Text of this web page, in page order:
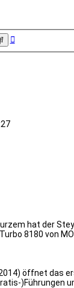
SucheErweiterte
hat der
8180 von
öffnet das
)Führungen